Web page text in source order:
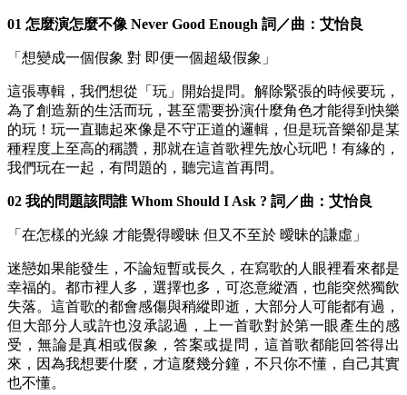
01 怎麼演怎麼不像 Never Good Enough 詞／曲：艾怡良
「想變成一個假象 對 即便一個超級假象」
這張專輯，我們想從「玩」開始提問。解除緊張的時候要玩，
為了創造新的生活而玩，甚至需要扮演什麼角色才能得到快樂
的玩！玩一直聽起來像是不守正道的邏輯，但是玩音樂卻是某
種程度上至高的稱讚，那就在這首歌裡先放心玩吧！有緣的，
我們玩在一起，有問題的，聽完這首再問。
02 我的問題該問誰 Whom Should I Ask ? 詞／曲：艾怡良
「在怎樣的光線 才能覺得曖昧 但又不至於 曖昧的謙虛」
迷戀如果能發生，不論短暫或長久，在寫歌的人眼裡看來都是
幸福的。都市裡人多，選擇也多，可恣意縱酒，也能突然獨飲
失落。這首歌的都會感傷與稍縱即逝，大部分人可能都有過，
但大部分人或許也沒承認過，上一首歌對於第一眼產生的感
受，無論是真相或假象，答案或提問，這首歌都能回答得出
來，因為我想要什麼，才這麼幾分鐘，不只你不懂，自己其實
也不懂。